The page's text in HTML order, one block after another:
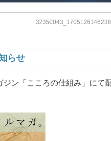
らせ
ン「こころの仕組み」にて